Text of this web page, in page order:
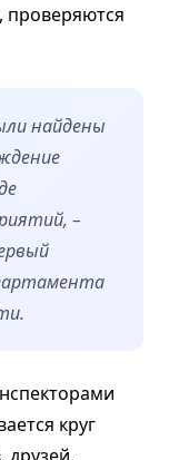
проверяются
найдены
–
круг